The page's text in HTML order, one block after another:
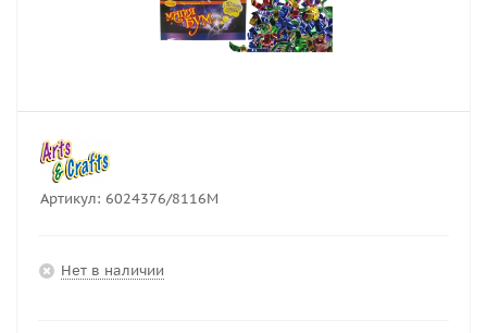
Артикул: 6024376/8116M
Нет в наличии